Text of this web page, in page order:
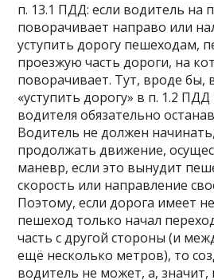
п. 13.1 ПДД: если водитель на
поворачивает направо или
уступить дорогу пешеходам,
проезжую часть дороги, на
поворачивает. Тут, вроде бы,
«уступить дорогу» в п. 1.2 ПДД
водителя обязательно
Водитель не должен
продолжать движение,
маневр, если это вынудит
скорость или направление
Поэтому, если дорога имеет
пешеход только начал
часть с другой стороны (и
ещё несколько метров), то
водитель не может, а, значит,